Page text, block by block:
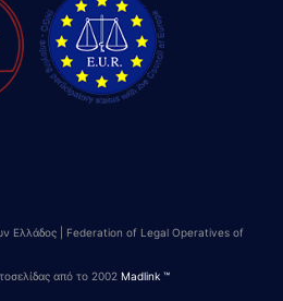
Ελλάδος | Federation of Legal Operatives of
από το 2002 Madlink ™